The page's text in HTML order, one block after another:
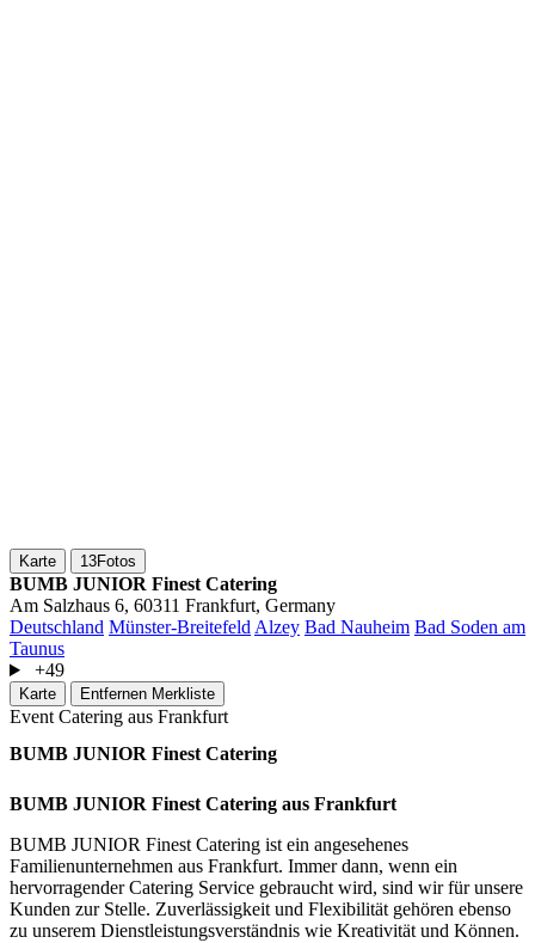
Karte 13Fotos
BUMB JUNIOR Finest Catering
Am Salzhaus 6, 60311 Frankfurt, Germany
Deutschland Münster-Breitefeld Alzey Bad Nauheim Bad Soden am
Taunus
+49
Karte Entfernen Merkliste
Event Catering aus Frankfurt
BUMB JUNIOR Finest Catering
BUMB JUNIOR Finest Catering aus Frankfurt
BUMB JUNIOR Finest Catering ist ein angesehenes
Familienunternehmen aus Frankfurt. Immer dann, wenn ein
hervorragender Catering Service gebraucht wird, sind wir für unsere
Kunden zur Stelle. Zuverlässigkeit und Flexibilität gehören ebenso
zu unserem Dienstleistungsverständnis wie Kreativität und Können.